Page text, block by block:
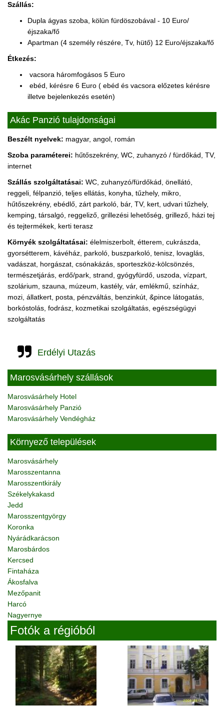
Szállás:
Dupla ágyas szoba, kölün fürdöszobával - 10 Euro/
éjszaka/fő
Apartman (4 személy részére, Tv, hütő) 12 Euro/éjszaka/fő
Étkezés:
vacsora háromfogásos 5 Euro
ebéd, kérésre 6 Euro ( ebéd és vacsora előzetes kérésre
illetve bejelenkezés esetén)
Akác Panzió tulajdonságai
Beszélt nyelvek: magyar, angol, román
Szoba paraméterei: hűtőszekrény, WC, zuhanyzó / fürdőkád, TV,
internet
Szállás szolgáltatásai: WC, zuhanyzó/fürdőkád, önellátó,
reggeli, félpanzió, teljes ellátás, konyha, tűzhely, mikro,
hűtőszekrény, ebédlő, zárt parkoló, bár, TV, kert, udvari tűzhely,
kemping, társalgó, reggeliző, grillezési lehetőség, grillező, házi tej
és tejtermékek, kerti terasz
Környék szolgáltatásai: élelmiszerbolt, étterem, cukrászda,
gyorsétterem, kávéház, parkoló, buszparkoló, tenisz, lovaglás,
vadászat, horgászat, csónakázás, sporteszköz-kölcsönzés,
természetjárás, erdő/park, strand, gyógyfürdő, uszoda, vízpart,
szolárium, szauna, múzeum, kastély, vár, emlékmű, színház,
mozi, állatkert, posta, pénzváltás, benzinkút, &pince látogatás,
borkóstolás, fodrász, kozmetikai szolgáltatás, egészségügyi
szolgáltatás
Erdélyi Utazás
Marosvásárhely szállások
Marosvásárhely Hotel
Marosvásárhely Panzió
Marosvásárhely Vendégház
Környező települések
Marosvásárhely
Marosszentanna
Marosszentkirály
Székelykakasd
Jedd
Marosszentgyörgy
Koronka
Nyárádkarácson
Marosbárdos
Kercsed
Fintaháza
Ákosfalva
Mezőpanit
Harcó
Nagyernye
Fotók a régióból